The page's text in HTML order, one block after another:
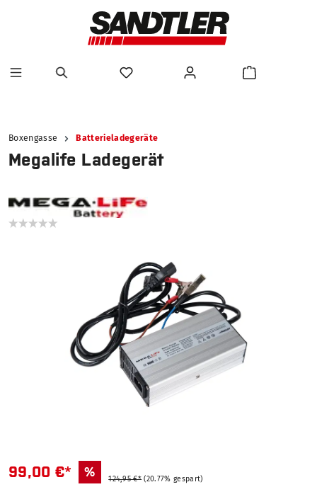
Boxengasse Batterieladegeräte
Megalife Ladegerät
99,00 €* % 124,95 €* (20.77% gespart)